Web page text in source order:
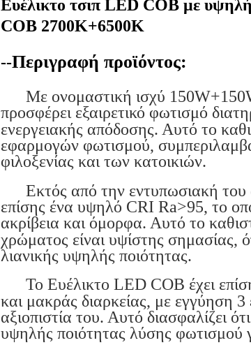
Ευέλικτο τσιπ LED COB με
COB 2700K+6500K
--Περιγραφή προϊόντος:
Με ονομαστική ισχύ
προσφέρει εξαιρετικό φωτισμό
ενεργειακής απόδοσης. Αυτό το
εφαρμογών φωτισμού,
φιλοξενίας και των κατοικιών.
Εκτός από την εντυπωσιακή του
επίσης ένα υψηλό CRI Ra>95, το
ακρίβεια και όμορφα. Αυτό το
χρώματος είναι υψίστης σημασίας,
λιανικής υψηλής ποιότητας.
Το Ευέλικτο LED COB έχει επίσης
και μακράς διαρκείας, με εγγύηση
αξιοπιστία του. Αυτό διασφαλίζει
υψηλής ποιότητας λύσης φωτισμού